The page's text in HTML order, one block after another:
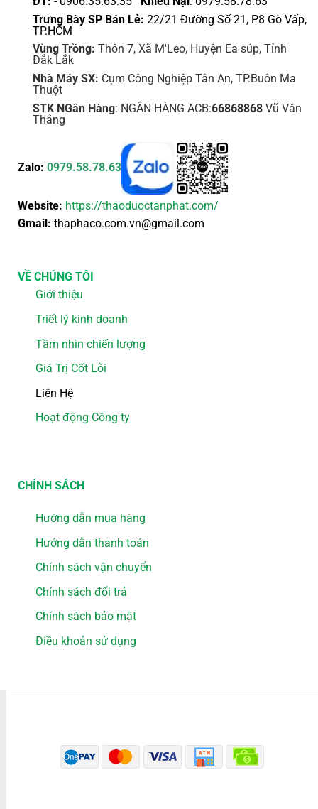
Trưng Bày SP Bán Lẻ: 22/21 Đường Số 21, P8 Gò Vấp,
TP.HCM
Vùng Trồng: Thôn 7, Xã M'Leo, Huyện Ea súp, Tỉnh
Đắk Lắk
Nhà Máy SX: Cụm Công Nghiệp Tân An, TP.Buôn Ma
Thuột
STK NGân Hàng: NGÂN HÀNG ACB:66868868Vũ Văn
Thắng
Zalo: 0979.58.78.63
Website: https://thaoduoctanphat.com/
Gmail: thaphaco.com.vn@gmail.com
VỀ CHÚNG TÔI
Giới thiệu
Triết lý kinh doanh
Tầm nhìn chiến lượng
Giá Trị Cốt Lõi
Liên Hệ
Hoạt động Công ty
CHÍNH SÁCH
Hướng dẫn mua hàng
Hướng dẫn thanh toán
Chính sách vận chuyển
Chính sách đổi trả
Chính sách bảo mật
Điều khoản sử dụng